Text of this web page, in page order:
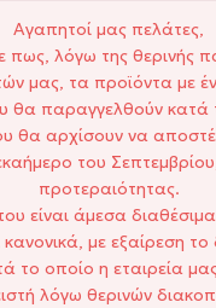
Αγαπητοί μας πελάτες,
πως, λόγω της θερινής
μας, τα προϊόντα με
θα παραγγελθούν κατά
θα αρχίσουν να
του
προτεραιότητας.
είναι άμεσα
με εξαίρεση
το οποίο η εταιρεία
λόγω θερινών